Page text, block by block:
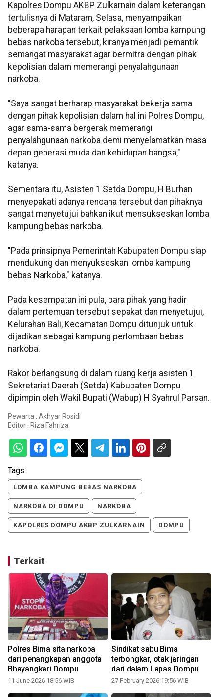
Kapolres Dompu AKBP Zulkarnain dalam keterangan
tertulisnya di Mataram, Selasa, menyampaikan
beberapa harapan terkait pelaksaan lomba kampung
bebas narkoba tersebut, kiranya menjadi pemantik
semangat masyarakat agar bermitra dengan pihak
kepolisian dalam memerangi penyalahgunaan
narkoba.
"Saya sangat berharap masyarakat bekerja sama
dengan pihak kepolisian dalam hal ini Polres Dompu,
agar sama-sama bergerak memerangi
penyalahgunaan narkoba demi menyelamatkan masa
depan generasi muda dan kehidupan bangsa,"
katanya.
Sementara itu, Asisten 1 Setda Dompu, H Burhan
menyepakati adanya rencana tersebut dan pihaknya
sangat menyetujui bahkan ikut mensukseskan lomba
kampung bebas narkoba.
"Pada prinsipnya Pemerintah Kabupaten Dompu siap
mendukung dan menyukseskan lomba kampung
bebas Narkoba," katanya.
Pada kesempatan ini pula, para pihak yang hadir
dalam pertemuan tersebut sepakat dan menyetujui,
Kelurahan Bali, Kecamatan Dompu ditunjuk untuk
dijadikan sebagai kampung perlombaan bebas
narkoba.
Rakor berlangsung di dalam ruang kerja asisten 1
Sekretariat Daerah (Setda) Kabupaten Dompu
dipimpin oleh Wakil Bupati (Wabup) H Syahrul Parsan.
Pewarta : Akhyar Rosidi
Editor : Riza Fahriza
Tags:
LOMBA KAMPUNG BEBAS NARKOBA
NARKOBA DI DOMPU NARKOBA
KAPOLRES DOMPU AKBP ZULKARNAIN DOMPU
Terkait
Polres Bima sita narkoba
dari penangkapan anggota
Bhayangkari Dompu
11 June 2026 18:56 WIB
Sindikat sabu Bima
terbongkar, otak jaringan
dari dalam Lapas Dompu
27 February 2026 19:56 WIB